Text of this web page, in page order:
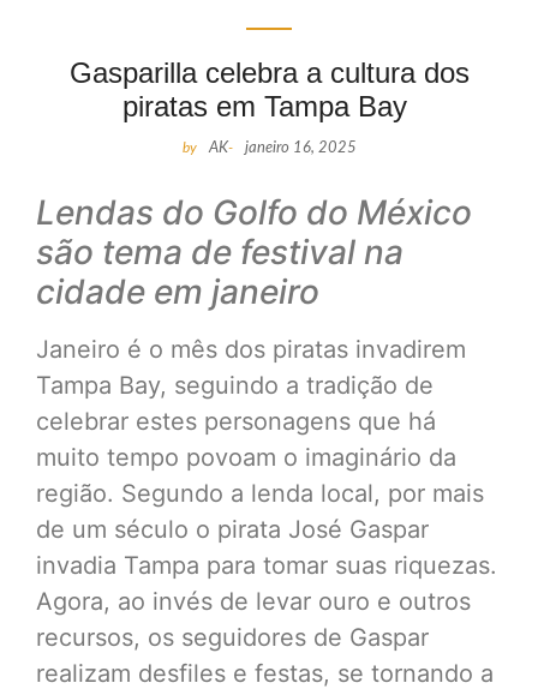
Gasparilla celebra a cultura dos
piratas em Tampa Bay
by AK- janeiro 16, 2025
Lendas do Golfo do México
são tema de festival na
cidade em janeiro
Janeiro é o mês dos piratas invadirem
Tampa Bay, seguindo a tradição de
celebrar estes personagens que há
muito tempo povoam o imaginário da
região. Segundo a lenda local, por mais
de um século o pirata José Gaspar
invadia Tampa para tomar suas riquezas.
Agora, ao invés de levar ouro e outros
recursos, os seguidores de Gaspar
realizam desfiles e festas, se tornando a